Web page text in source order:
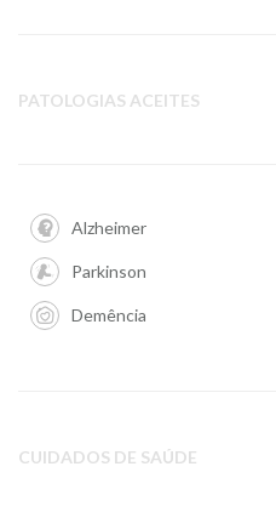
PATOLOGIAS ACEITES
Alzheimer
Parkinson
Demência
CUIDADOS DE SAÚDE